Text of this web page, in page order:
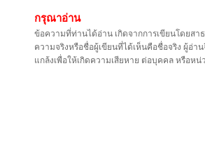
กรุณาอ่าน
ข้อความที่ท่านได้อ่าน เกิดจากการเขียนโดยส
ความจริงหรือชื่อผู้เขียนที่ได้เห็นคือชื่อจริง ผู้อ่
แกล้งเพื่อให้เกิดความเสียหาย ต่อบุคคล หรือห